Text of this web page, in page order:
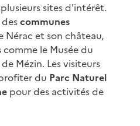
sites d'intérêt.
communes
Nérac et son château,
comme le Musée du
Mézin. Les visiteurs
du Parc Naturel
pour des activités de